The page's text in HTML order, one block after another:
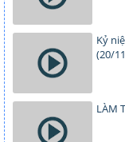
Kỷ
(20/
LÀM